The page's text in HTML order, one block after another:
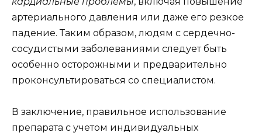
артериального давления или даже его резкое
падение. Таким образом, людям с сердечно-
сосудистыми заболеваниями следует быть
особенно осторожными и предварительно
проконсультироваться со специалистом.
В заключение, правильное использование
препарата с учетом индивидуальных